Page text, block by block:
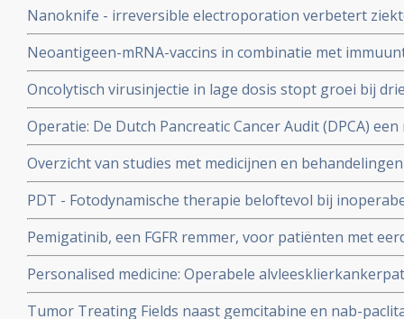
overleving en veel betere kwaliteit van leven in
Nanoknife - irreversible electroporation verbetert
overleving bij inoperable alvleesklierkanker blijkt uit
Neoantigeen-mRNA-vaccins in combinatie met
medicijnen en chemotherapie na operatie geeft
bij operabele alvleesklierkanker met KRAS mutaties
Oncolytisch virusinjectie in lage dosis stopt groei bij
uitgezaaide nog niet eerder behandelde
Operatie: De Dutch Pancreatic Cancer Audit (DPCA)
bepaalt hoe en wanneer een operatie van
geeft uitstekende resultaten
Overzicht van studies met medicijnen en
mutaties aan te pakken. Vooral
PDT - Fotodynamische therapie beloftevol bij
verschillende studies.
Pemigatinib, een FGFR remmer, voor patiënten met
galwegenkanker geeft bij patienten met een FGFR2-
met een objectieve respons van 35 procent.versus 0
mutatie had copy 1
Personalised medicine: Operabele
Her2-Neu hebben significant kortere overlevingstijd
met normale Her2-Neu expressiewaarden.
Tumor Treating Fields naast gemcitabine en nab-